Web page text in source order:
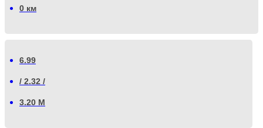
0 км
6.99
/ 2.32 /
3.20 М